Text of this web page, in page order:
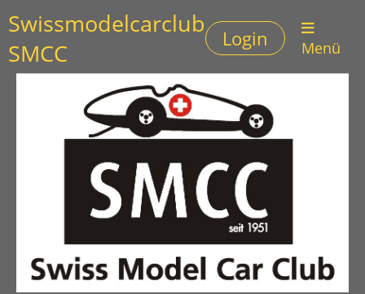
Swissmodelcarclub
SMCC
Login Menü